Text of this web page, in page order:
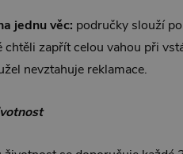
jednu věc: područky slouží
chtěli zapřít celou vahou při
nevztahuje reklamace.